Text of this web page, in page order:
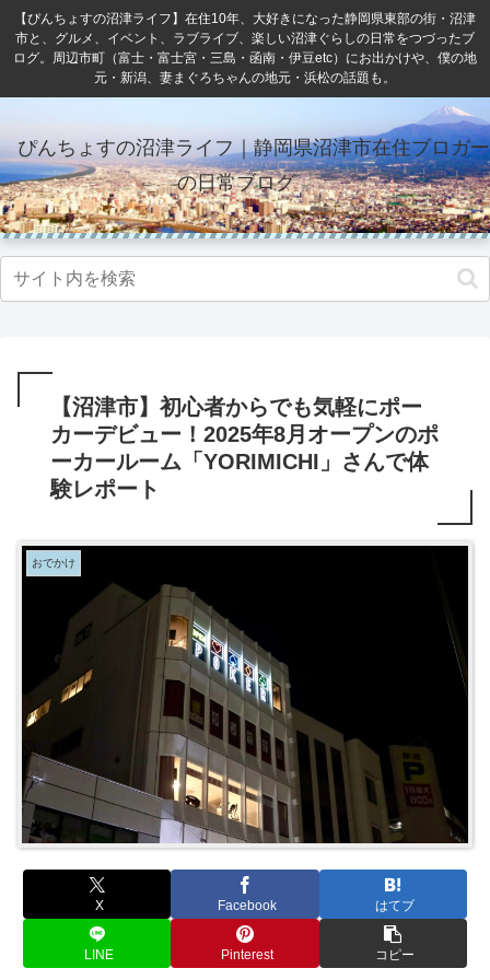
【ぴんちょすの沼津ライフ】在住10年、大好きになった静岡県東部の街・沼津
市と、グルメ、イベント、ラブライブ、楽しい沼津ぐらしの日常をつづったブ
ログ。周辺市町（富士・富士宮・三島・函南・伊豆etc）にお出かけや、僕の地
元・新潟、妻まぐろちゃんの地元・浜松の話題も。
ぴんちょすの沼津ライフ｜静岡県沼津市在住ブロガー
の日常ブログ
【沼津市】初心者からでも気軽にポー
カーデビュー！2025年8月オープンのポ
ーカールーム「YORIMICHI」さんで体
験レポート
おでかけ
X Facebook はてブ
LINE Pinterest コピー